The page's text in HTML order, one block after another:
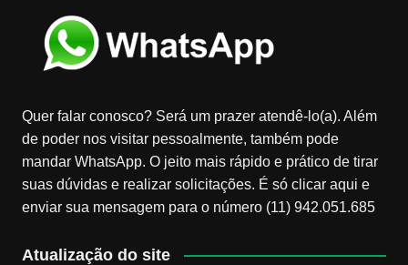
Quer falar conosco? Será um prazer atendê-lo(a). Além
de poder nos visitar pessoalmente, também pode
mandar WhatsApp. O jeito mais rápido e prático de tirar
suas dúvidas e realizar solicitações. É só clicar aqui e
enviar sua mensagem para o número (11) 942.051.685
Atualização do site